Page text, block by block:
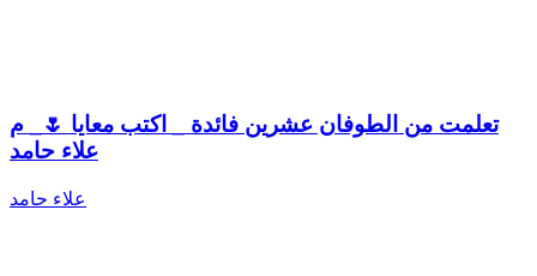
تعلمت من الطوفان عشرين فائدة _ اكتب معايا 🌷_ م
علاء حامد
علاء حامد